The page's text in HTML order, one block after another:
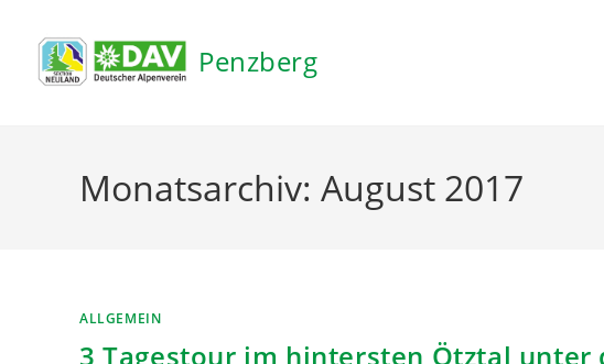
Penzberg
Monatsarchiv: August 2017
ALLGEMEIN
3 Tagestour im hintersten Ötztal unter